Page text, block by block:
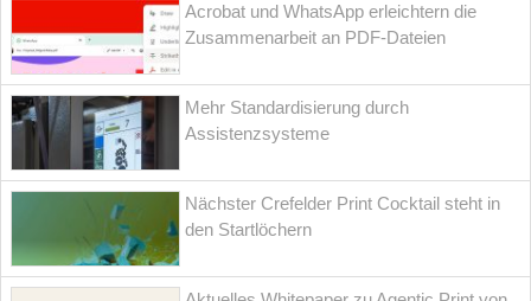
Acrobat und WhatsApp erleichtern die
Zusammenarbeit an PDF-Dateien
Mehr Standardisierung durch
Assistenzsysteme
Nächster Crefelder Print Cocktail steht in
den Startlöchern